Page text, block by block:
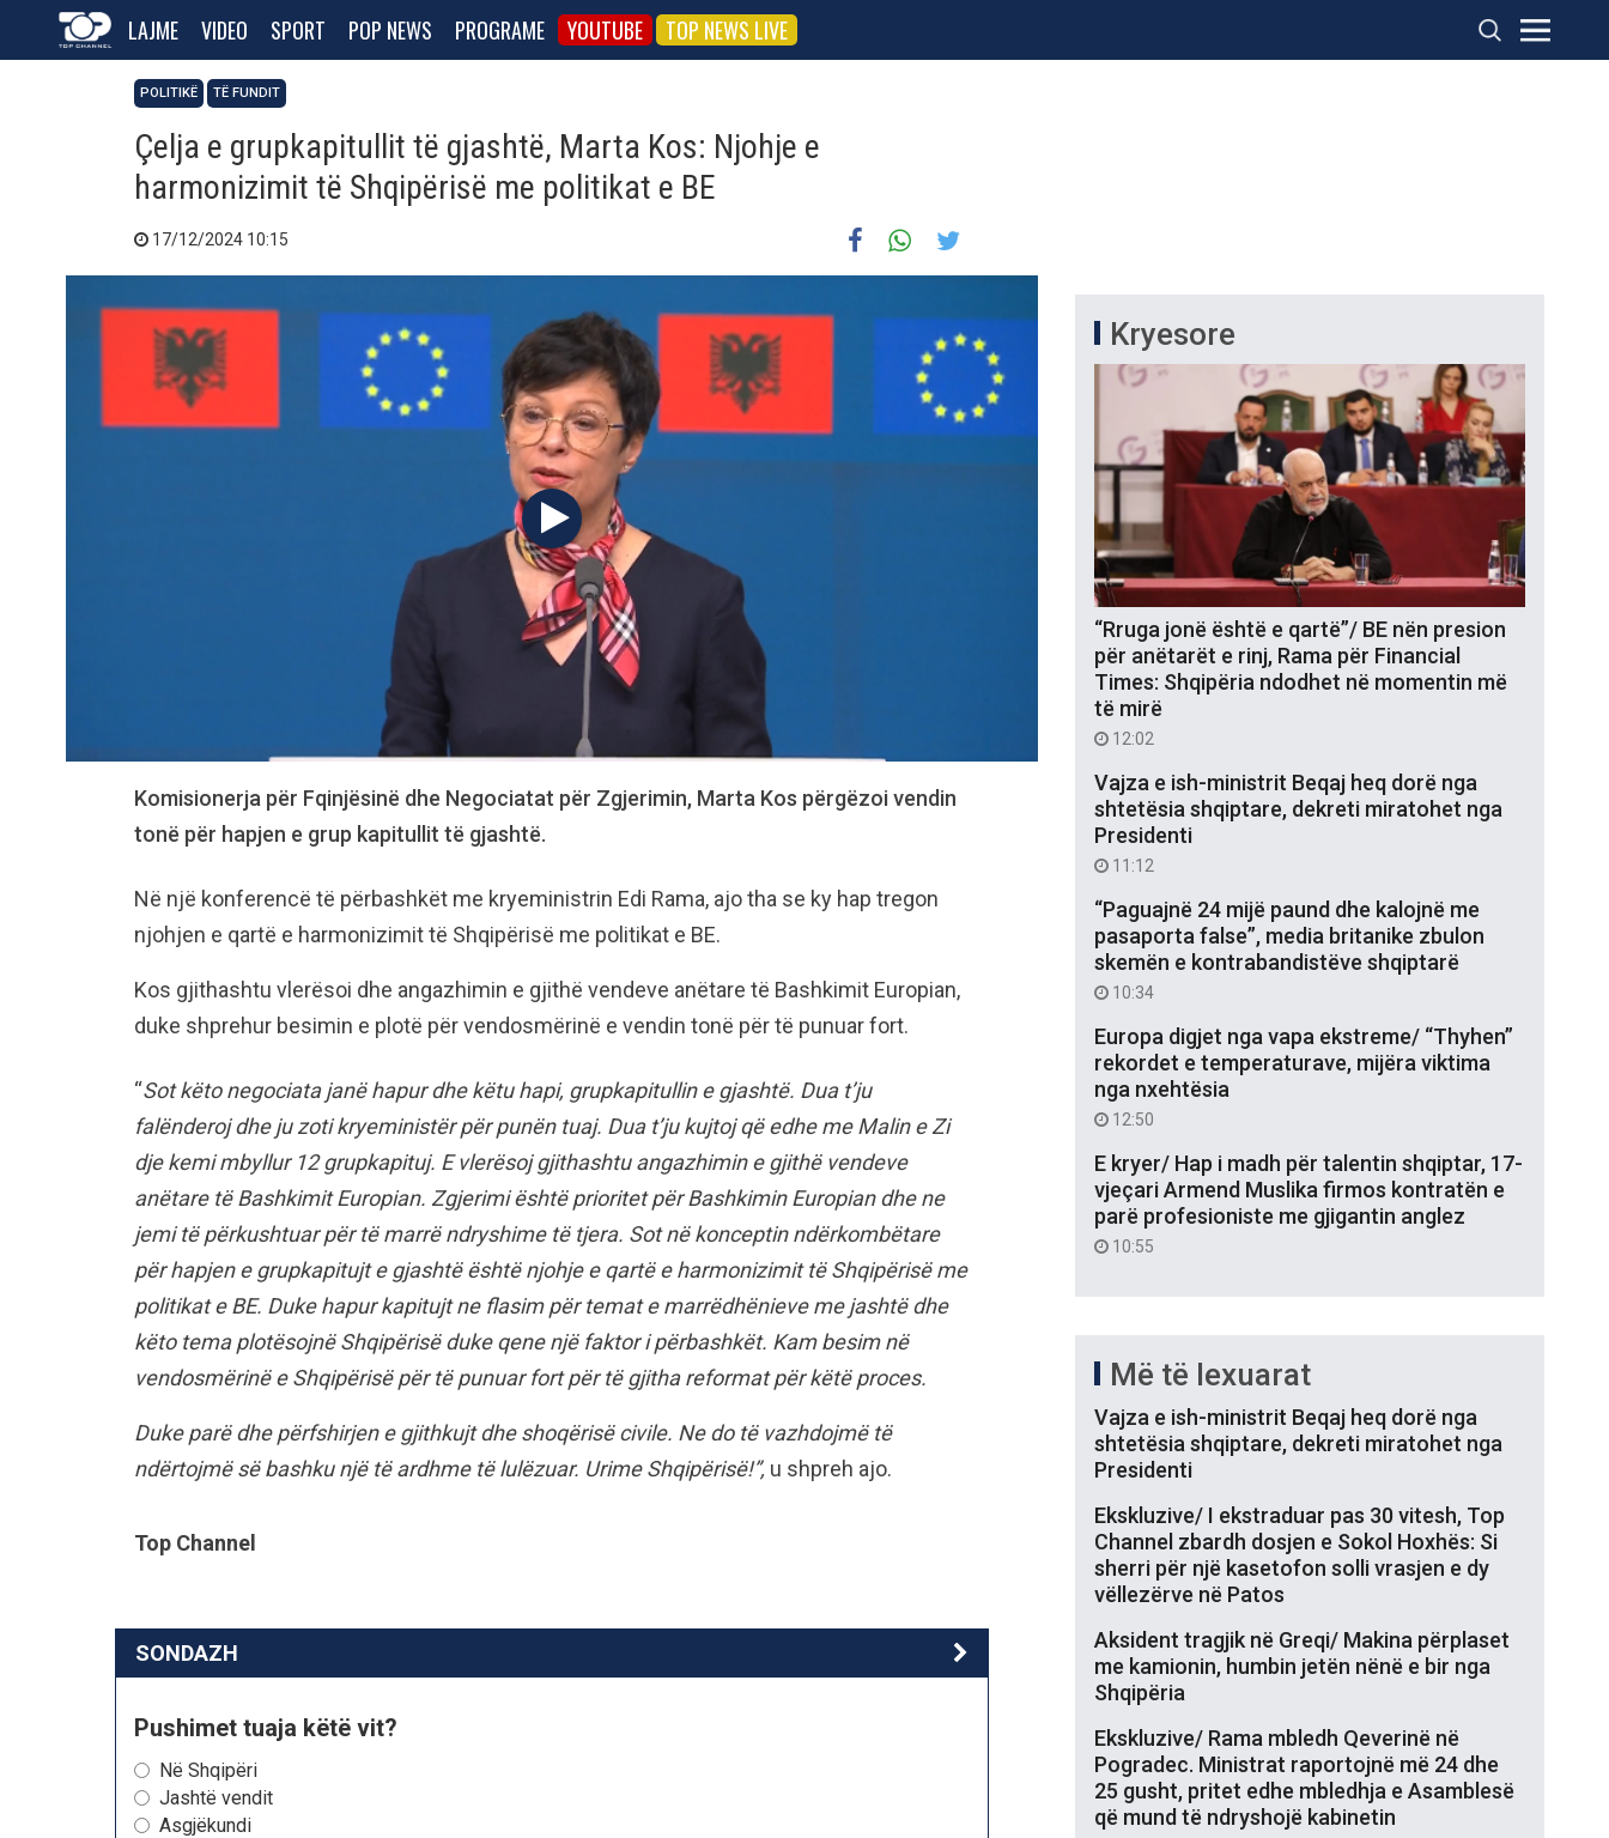
LAJME VIDEO SPORT POP NEWS PROGRAME YOUTUBE TOP NEWS LIVE
POLITIKË TË FUNDIT
Çelja e grupkapitullit të gjashtë, Marta Kos: Njohje e
harmonizimit të Shqipërisë me politikat e BE
17/12/2024 10:15
Komisionerja për Fqinjësinë dhe Negociatat për Zgjerimin, Marta Kos përgëzoi vendin
tonë për hapjen e grup kapitullit të gjashtë.
Në një konferencë të përbashkët me kryeministrin Edi Rama, ajo tha se ky hap tregon
njohjen e qartë e harmonizimit të Shqipërisë me politikat e BE.
Kos gjithashtu vlerësoi dhe angazhimin e gjithë vendeve anëtare të Bashkimit Europian,
duke shprehur besimin e plotë për vendosmërinë e vendin tonë për të punuar fort.
“Sot këto negociata janë hapur dhe këtu hapi, grupkapitullin e gjashtë. Dua t’ju
falënderoj dhe ju zoti kryeministër për punën tuaj. Dua t’ju kujtoj që edhe me Malin e Zi
dje kemi mbyllur 12 grupkapituj. E vlerësoj gjithashtu angazhimin e gjithë vendeve
anëtare të Bashkimit Europian. Zgjerimi është prioritet për Bashkimin Europian dhe ne
jemi të përkushtuar për të marrë ndryshime të tjera. Sot në konceptin ndërkombëtare
për hapjen e grupkapitujt e gjashtë është njohje e qartë e harmonizimit të Shqipërisë me
politikat e BE. Duke hapur kapitujt ne flasim për temat e marrëdhënieve me jashtë dhe
këto tema plotësojnë Shqipërisë duke qene një faktor i përbashkët. Kam besim në
vendosmërinë e Shqipërisë për të punuar fort për të gjitha reformat për këtë proces.
Duke parë dhe përfshirjen e gjithkujt dhe shoqërisë civile. Ne do të vazhdojmë të
ndërtojmë së bashku një të ardhme të lulëzuar. Urime Shqipërisë!”, u shpreh ajo.
Top Channel
SONDAZH
Pushimet tuaja këtë vit?
Në Shqipëri
Jashtë vendit
Asgjëkundi
Kryesore
“Rruga jonë është e qartë”/ BE nën presion
për anëtarët e rinj, Rama për Financial
Times: Shqipëria ndodhet në momentin më
të mirë
12:02
Vajza e ish-ministrit Beqaj heq dorë nga
shtetësia shqiptare, dekreti miratohet nga
Presidenti
11:12
“Paguajnë 24 mijë paund dhe kalojnë me
pasaporta false”, media britanike zbulon
skemën e kontrabandistëve shqiptarë
10:34
Europa digjet nga vapa ekstreme/ “Thyhen”
rekordet e temperaturave, mijëra viktima
nga nxehtësia
12:50
E kryer/ Hap i madh për talentin shqiptar, 17-
vjeçari Armend Muslika firmos kontratën e
parë profesioniste me gjigantin anglez
10:55
Më të lexuarat
Vajza e ish-ministrit Beqaj heq dorë nga
shtetësia shqiptare, dekreti miratohet nga
Presidenti
Ekskluzive/ I ekstraduar pas 30 vitesh, Top
Channel zbardh dosjen e Sokol Hoxhës: Si
sherri për një kasetofon solli vrasjen e dy
vëllezërve në Patos
Aksident tragjik në Greqi/ Makina përplaset
me kamionin, humbin jetën nënë e bir nga
Shqipëria
Ekskluzive/ Rama mbledh Qeverinë në
Pogradec. Ministrat raportojnë më 24 dhe
25 gusht, pritet edhe mbledhja e Asamblesë
që mund të ndryshojë kabinetin